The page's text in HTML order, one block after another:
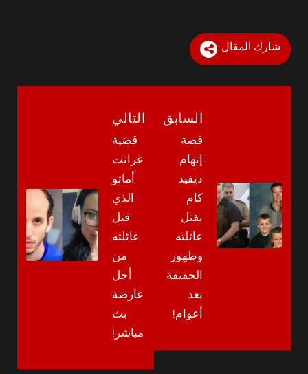
شارك المقال
السابق
قصة
إتهام
ديفيد
كام
بقتل
عائلته
وظهور
الحقيقة
بعد
أعوام!
التالي
قضية
غرانت
أماتو
الذي
قتل
عائلته
من
أجل
عارضة
بث
مباشر!